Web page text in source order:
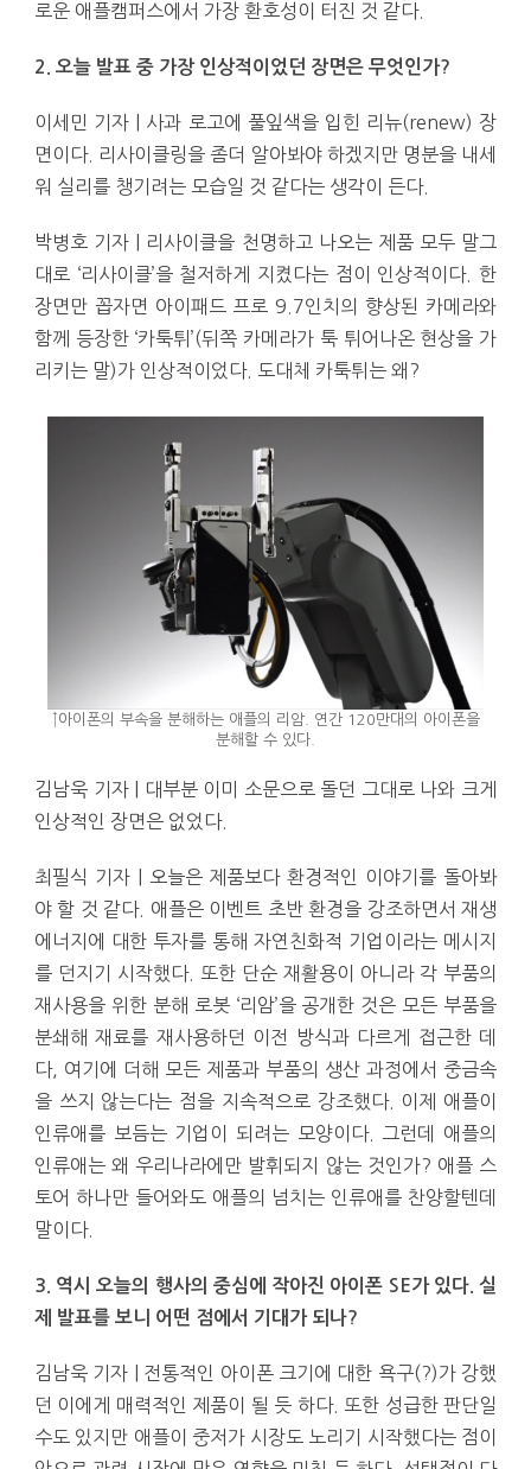
로운 애플캠퍼스에서 가장 환호성이 터진 것 같다.
2. 오늘 발표 중 가장 인상적이었던 장면은 무엇인가?
이세민 기자 | 사과 로고에 풀잎색을 입힌 리뉴(renew) 장
면이다. 리사이클링을 좀더 알아봐야 하겠지만 명분을 내세
워 실리를 챙기려는 모습일 것 같다는 생각이 든다.
박병호 기자 | 리사이클을 천명하고 나오는 제품 모두 말그
대로 ‘리사이클’을 철저하게 지켰다는 점이 인상적이다. 한
장면만 꼽자면 아이패드 프로 9.7인치의 향상된 카메라와
함께 등장한 ‘카툭튀’(뒤쪽 카메라가 툭 튀어나온 현상을 가
리키는 말)가 인상적이었다. 도대체 카툭튀는 왜?
↑아이폰의 부속을 분해하는 애플의 리암. 연간 120만대의 아이폰을
분해할 수 있다.
김남욱 기자 | 대부분 이미 소문으로 돌던 그대로 나와 크게
인상적인 장면은 없었다.
최필식 기자 | 오늘은 제품보다 환경적인 이야기를 돌아봐
야 할 것 같다. 애플은 이벤트 초반 환경을 강조하면서 재생
에너지에 대한 투자를 통해 자연친화적 기업이라는 메시지
를 던지기 시작했다. 또한 단순 재활용이 아니라 각 부품의
재사용을 위한 분해 로봇 ‘리암’을 공개한 것은 모든 부품을
분쇄해 재료를 재사용하던 이전 방식과 다르게 접근한 데
다, 여기에 더해 모든 제품과 부품의 생산 과정에서 중금속
을 쓰지 않는다는 점을 지속적으로 강조했다. 이제 애플이
인류애를 보듬는 기업이 되려는 모양이다. 그런데 애플의
인류애는 왜 우리나라에만 발휘되지 않는 것인가? 애플 스
토어 하나만 들어와도 애플의 넘치는 인류애를 찬양할텐데
말이다.
3. 역시 오늘의 행사의 중심에 작아진 아이폰 SE가 있다. 실
제 발표를 보니 어떤 점에서 기대가 되나?
김남욱 기자 | 전통적인 아이폰 크기에 대한 욕구(?)가 강했
던 이에게 매력적인 제품이 될 듯 하다. 또한 성급한 판단일
수도 있지만 애플이 중저가 시장도 노리기 시작했다는 점이